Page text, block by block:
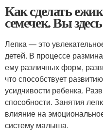
Как сделать
семечек. Вы здесь
Лепка — это
детей. В процессе
ему различных форм,
что способствует
усидчивости ребенка.
способности. Занятия
влияние на
систему малыша.